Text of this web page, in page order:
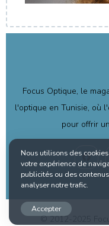
Focus Optique, le
l'optique en Tunisie, où
pour offrir
© 2012-2025
Nous utilisons des
votre expérience de
publicités ou des
analyser notre trafic.
Accepter